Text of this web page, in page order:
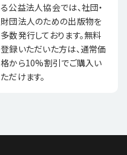
る公益法人協会では、社団・
財団法人のための出版物を
多数発行しております。無料
登録いただいた方は、通常価
格から10%割引でご購入い
ただけます。